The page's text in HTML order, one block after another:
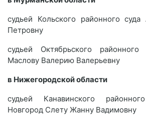
судьей Кольского районного
Петровну
судьей Октябрьского районного
Маслову Валерию Валерьевну
в Нижегородской области
судьей Канавинского
Новгород Слету Жанну Вадимовну